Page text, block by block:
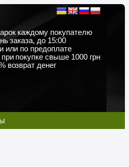
каждому покупателю
заказа, до 15:00
или по предоплате
покупке свыше 1000 грн
возврат денег